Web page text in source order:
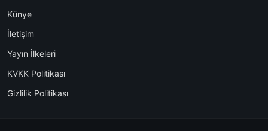
Künye
İletişim
Yayın İlkeleri
KVKK Politikası
Gizlilik Politikası